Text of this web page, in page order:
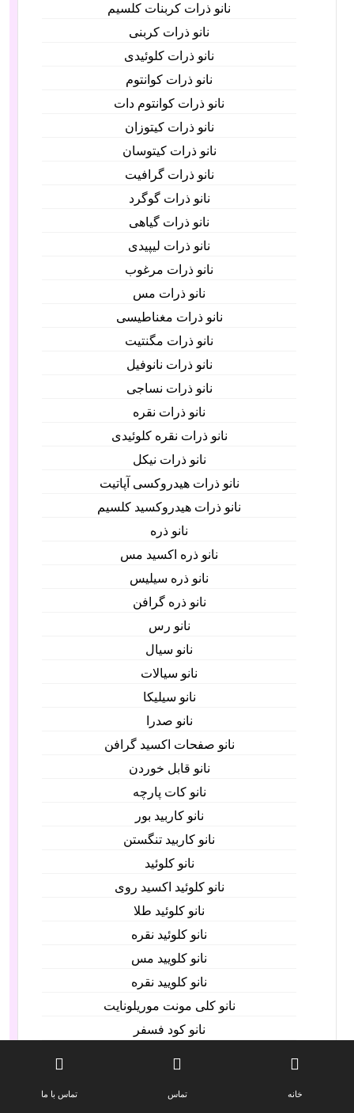
نانو ذرات کربنات کلسیم
نانو ذرات کربنی
نانو ذرات کلوئیدی
نانو ذرات کوانتوم
نانو ذرات کوانتوم دات
نانو ذرات کیتوزان
نانو ذرات کیتوسان
نانو ذرات گرافیت
نانو ذرات گوگرد
نانو ذرات گیاهی
نانو ذرات لیپیدی
نانو ذرات مرغوب
نانو ذرات مس
نانو ذرات مغناطیسی
نانو ذرات مگنتیت
نانو ذرات نانوفیل
نانو ذرات نساجی
نانو ذرات نقره
نانو ذرات نقره کلوئیدی
نانو ذرات نیکل
نانو ذرات هیدروکسی آپاتیت
نانو ذرات هیدروکسید کلسیم
نانو ذره
نانو ذره اکسید مس
نانو ذره سیلیس
نانو ذره گرافن
نانو رس
نانو سیال
نانو سیالات
نانو سیلیکا
نانو صدرا
نانو صفحات اکسید گرافن
نانو قابل خوردن
نانو کات پارچه
نانو کاربید بور
نانو کاربید تنگستن
نانو کلوئید
نانو کلوئید اکسید روی
نانو کلوئید طلا
نانو کلوئید نقره
نانو کلویید مس
نانو کلویید نقره
نانو کلی مونت موریلونایت
نانو کود فسفر
نانو لوله کربنی
خانه تماس تماس با ما